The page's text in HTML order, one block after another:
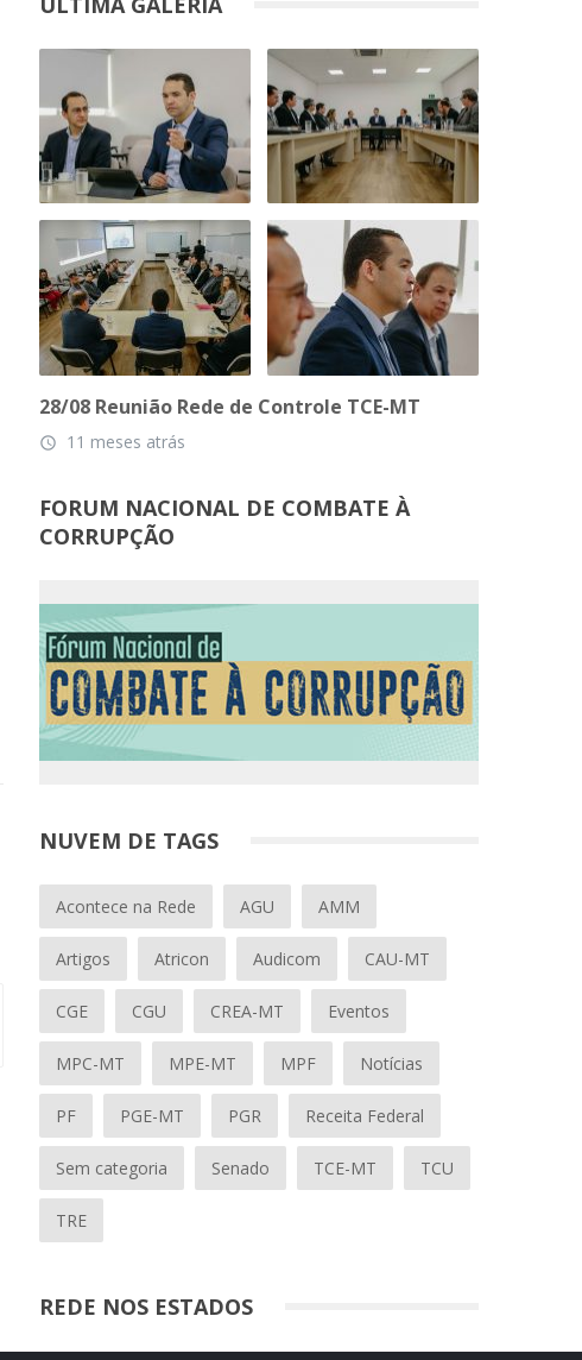
28/08 Reunião Rede de Controle TCE-MT
access_time 11 meses atrás
FORUM NACIONAL DE COMBATE À
CORRUPÇÃO
NUVEM DE TAGS
Acontece na Rede AGU AMM
Artigos Atricon Audicom CAU-MT
CGE CGU CREA-MT Eventos
MPC-MT MPE-MT MPF Notícias
PF PGE-MT PGR Receita Federal
Sem categoria Senado TCE-MT TCU
TRE
REDE NOS ESTADOS